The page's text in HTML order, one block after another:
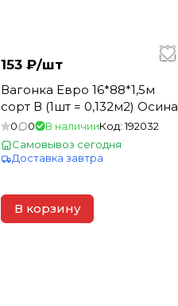
153 ₽/шт
Вагонка Евро 16*88*1,5м
сорт В (1шт = 0,132м2) Осина
0 0 В наличииКод:192032
Самовывоз сегодня
Доставка завтра
В корзину